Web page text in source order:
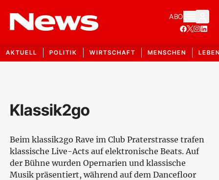
ABO
AKTUELL POLITIK WIRTSCHAFT MENSCHEN
Klassik2go
Beim klassik2go Rave im Club Praterstrasse trafen
klassische Live-Acts auf elektronische Beats. Auf
der Bühne wurden Opernarien und klassische
Musik präsentiert, während auf dem Dancefloor